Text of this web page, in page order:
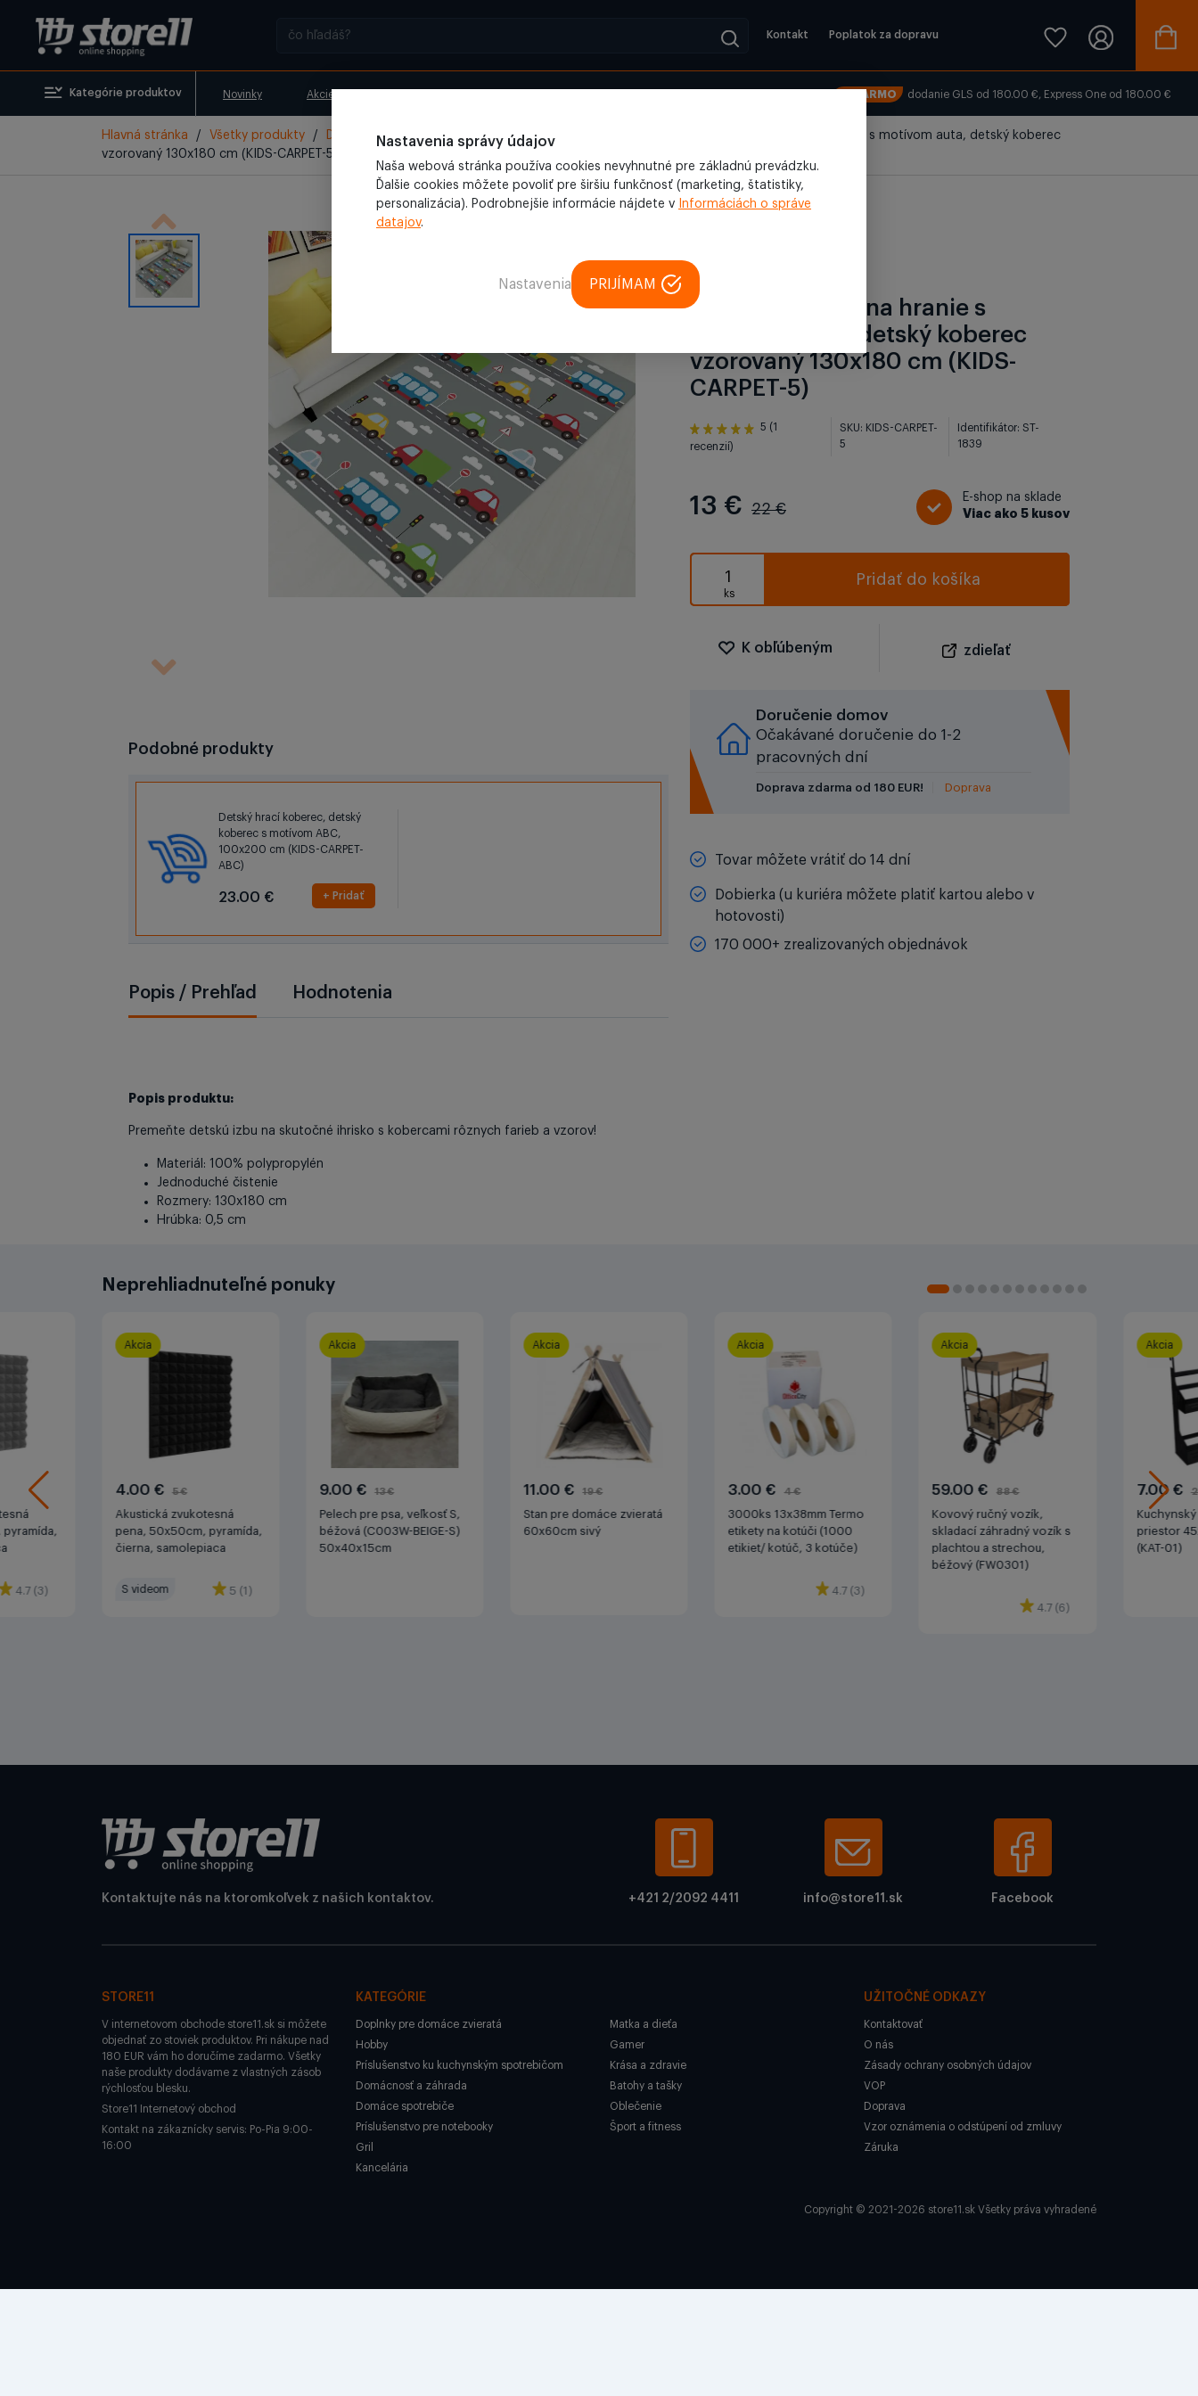
Kontakt Poplatok za dopravu
Kategórie produktov Novinky Akcie ZADARMO dodanie GLS od 180.00 €, Express One od 180.00 €
Hlavná stránka / Všetky produkty / Domácnosť a záhrada / Nábytok, bytové doplnky
Detský koberec na hranie s motívom auta, detský koberec
vzorovaný 130x180 cm (KIDS-CARPET-5)
Podobné produkty
Detský hrací koberec, detský
koberec s motívom ABC,
100x200 cm (KIDS-CARPET-
ABC)
23.00 € + Pridať
Popis / Prehľad Hodnotenia
Popis produktu:
Premeňte detskú izbu na skutočné ihrisko s kobercami rôznych farieb a vzorov!
Materiál: 100% polypropylén
Jednoduché čistenie
Rozmery: 130x180 cm
Hrúbka: 0,5 cm
Hracia podložka
Detský koberec na hranie s
motívom auta, detský koberec
vzorovaný 130x180 cm (KIDS-
CARPET-5)
5 (1
recenzií)
SKU: KIDS-CARPET-
5
Identifikátor: ST-
1839
13 € 22 €
E-shop na sklade
Viac ako 5 kusov
Pridať do košíka
K obľúbeným zdieľať
Doručenie domov
Očakávané doručenie do 1-2
pracovných dní
Doprava zdarma od 180 EUR! Doprava
Tovar môžete vrátiť do 14 dní
Dobierka (u kuriéra môžete platiť kartou alebo v
hotovosti)
170 000+ zrealizovaných objednávok
Neprehliadnuteľné ponuky
4.7 (3)
Akcia
4.00 € 5 €
Akustická zvukotesná
pena, 50x50cm, pyramída,
čierna, samolepiaca
S videom 5 (1)
Akcia
9.00 € 13 €
Pelech pre psa, veľkosť S,
béžová (C003W-BEIGE-S)
50x40x15cm
Akcia
11.00 € 19 €
Stan pre domáce zvieratá
60x60cm sivý
Akcia
3.00 € 4 €
3000ks 13x38mm Termo
etikety na kotúči (1000
etikiet/ kotúč, 3 kotúče)
4.7 (3)
Akcia
59.00 € 88 €
Kovový ručný vozík,
skladací záhradný vozík s
plachtou a strechou,
béžový (FW0301)
4.7 (6)
Akcia
7.00 €
priestor
(KAT-01)
Kontaktujte nás na ktoromkoľvek z našich kontaktov. +421 2/2092 4411 info@store11.sk Facebook
STORE11
V internetovom obchode store11.sk si môžete
objednať zo stoviek produktov. Pri nákupe nad
180 EUR vám ho doručíme zadarmo. Všetky
naše produkty dodávame z vlastných zásob
rýchlosťou blesku.
Store11 Internetový obchod
Kontakt na zákaznícky servis: Po-Pia 9:00-
16:00
KATEGÓRIE
Doplnky pre domáce zvieratá
Hobby
Príslušenstvo ku kuchynským spotrebičom
Domácnosť a záhrada
Domáce spotrebiče
Príslušenstvo pre notebooky
Gril
Kancelária
Matka a dieťa
Gamer
Krása a zdravie
Batohy a tašky
Oblečenie
Šport a fitness
UŽITOČNÉ ODKAZY
Kontaktovať
O nás
Zásady ochrany osobných údajov
VOP
Doprava
Vzor oznámenia o odstúpení od zmluvy
Záruka
Copyright © 2021-2026 store11.sk Všetky práva vyhradené
Nastavenia správy údajov
Naša webová stránka používa cookies nevyhnutné pre základnú prevádzku.
Ďalšie cookies môžete povoliť pre širšiu funkčnosť (marketing, štatistiky,
personalizácia). Podrobnejšie informácie nájdete v Informáciách o správe
datajov.
Nastavenia PRIJÍMAM